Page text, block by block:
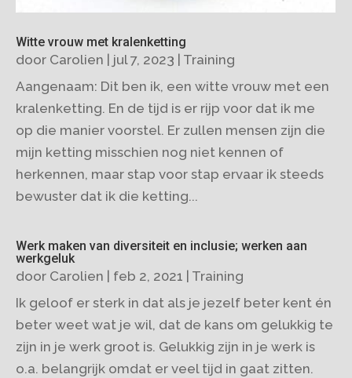
Witte vrouw met kralenketting
door Carolien jul 7, 2023
Training
Aangenaam: Dit ben ik, een witte vrouw met een
kralenketting. En de tijd is er rijp voor dat ik me
op die manier voorstel. Er zullen mensen zijn die
mijn ketting misschien nog niet kennen of
herkennen, maar stap voor stap ervaar ik steeds
bewuster dat ik die ketting...
Werk maken van diversiteit en inclusie; werken aan
werkgeluk
door Carolien feb 2, 2021
Training
Ik geloof er sterk in dat als je jezelf beter kent én
beter weet wat je wil, dat de kans om gelukkig te
zijn in je werk groot is. Gelukkig zijn in je werk is
o.a. belangrijk omdat er veel tijd in gaat zitten.